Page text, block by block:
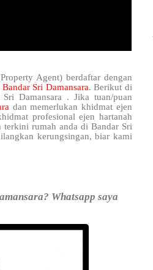
Agent) berdaftar dengan
Bandar Sri Damansara. Berikut di
Damansara . Jika tuan/puan
dan memerlukan khidmat ejen
profesional ejen hartanah
terkini rumah anda di Bandar Sri
kerungsingan, biar kami
Whatsapp saya